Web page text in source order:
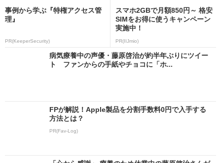
事例から学ぶ『特権アクセス管
理』
PR(KeeperSecurity)
スマホ2GBで月額850円～ 格安
SIMをお得に使うキャンペーン
実施中！
PR(IIJmio)
病気療養中の声優・藤原啓治が約半年ぶりにツイー
ト ファンからの手紙やチョコに「ホ...
FPが解説！Apple製品を分割手数料0円で入手する
方法とは？
PR(Fav-Log)